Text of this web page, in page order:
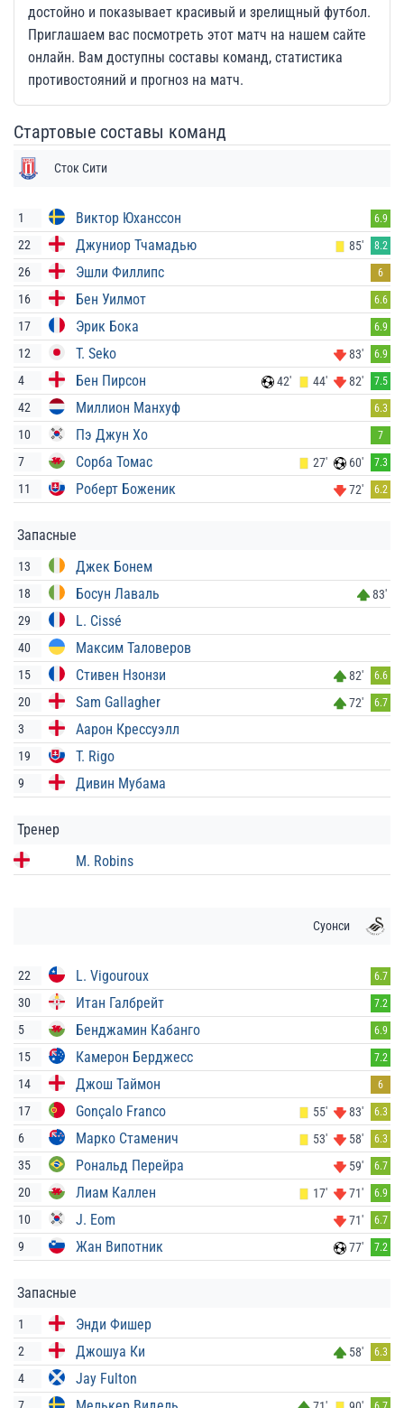
достойно и показывает красивый и зрелищный футбол.
Приглашаем вас посмотреть этот матч на нашем сайте
онлайн. Вам доступны составы команд, статистика
противостояний и прогноз на матч.
Стартовые составы команд
Сток Сити
1 Виктор Юханссон 6.9
22 Джуниор Тчамадью 85' 8.2
26 Эшли Филлипс 6
16 Бен Уилмот 6.6
17 Эрик Бока 6.9
12 T. Seko 83' 6.9
4 Бен Пирсон 42' 44' 82' 7.5
42 Миллион Манхуф 6.3
10 Пэ Джун Хо 7
7 Сорба Томас 27' 60' 7.3
11 Роберт Боженик 72' 6.2
Запасные
13 Джек Бонем
18 Босун Лаваль
83'
29
L. Cissé
40 Максим Таловеров
15 Стивен Нзонзи 82' 6.6
20 Sam Gallagher 72' 6.7
3 Аарон Крессуэлл
19 T. Rigo
9 Дивин Мубама
Тренер
M. Robins
Суонси
22 L. Vigouroux 6.7
30 Итан Галбрейт 7.2
5 Бенджамин Кабанго 6.9
15 Камерон Берджесс 7.2
14 Джош Таймон 6
17 Gonçalo Franco 55' 83' 6.3
6 Марко Стаменич 53' 58' 6.3
35 Рональд Перейра 59' 6.7
20 Лиам Каллен 17' 71' 6.9
10 J. Eom 71' 6.7
9 Жан Випотник 77' 7.2
Запасные
1 Энди Фишер
2 Джошуа Ки 58' 6.3
4 Jay Fulton